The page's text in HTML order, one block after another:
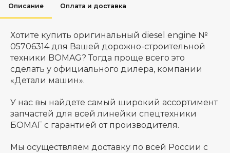
Описание Оплата и доставка
Хотите купить оригинальный diesel engine №
05706314 для Вашей дорожно-строительной
техники BOMAG? Тогда проще всего это
сделать у официального дилера, компании
«Детали машин».
У нас вы найдете самый широкий ассортимент
запчастей для всей линейки спецтехники
БОМАГ с гарантией от производителя.
Мы осуществляем доставку по всей России с